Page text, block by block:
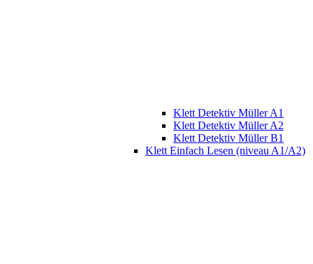
Klett Detektiv Müller A1
Klett Detektiv Müller A2
Klett Detektiv Müller B1
Klett Einfach Lesen (niveau A1/A2)